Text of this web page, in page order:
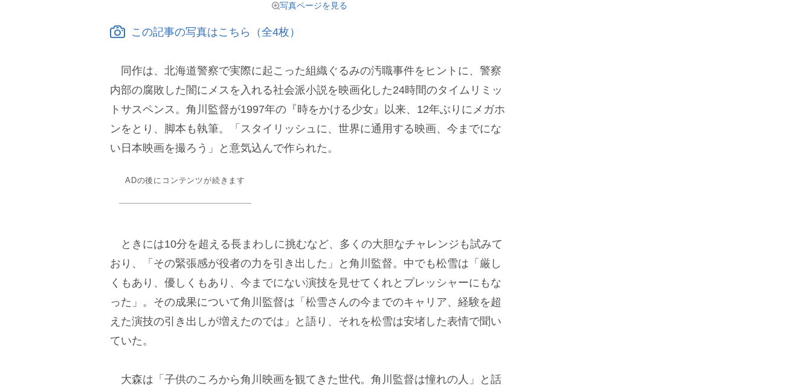
写真ページを見る
この記事の写真はこちら（全4枚）
同作は、北海道警察で実際に起こった組織ぐるみの汚職事件をヒントに、警察
内部の腐敗した闇にメスを入れる社会派小説を映画化した24時間のタイムリミッ
トサスペンス。角川監督が1997年の『時をかける少女』以来、12年ぶりにメガホ
ンをとり、脚本も執筆。「スタイリッシュに、世界に通用する映画、今までにな
い日本映画を撮ろう」と意気込んで作られた。
ADの後にコンテンツが続きます
ときには10分を超える長まわしに挑むなど、多くの大胆なチャレンジも試みて
おり、「その緊張感が役者の力を引き出した」と角川監督。中でも松雪は「厳し
くもあり、優しくもあり、今までにない演技を見せてくれとプレッシャーにもな
った」。その成果について角川監督は「松雪さんの今までのキャリア、経験を超
えた演技の引き出しが増えたのでは」と語り、それを松雪は安堵した表情で聞い
ていた。
大森は「子供のころから角川映画を観てきた世代。角川監督は憧れの人」と話